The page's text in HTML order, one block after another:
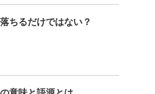
ちるだけではない？